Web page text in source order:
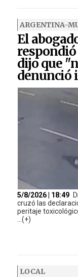
ARGENTINA-
El
respondió
dijo que
denunció
5/8/2026 | 18:49
cruzó las
peritaje
...(+)
LOCAL